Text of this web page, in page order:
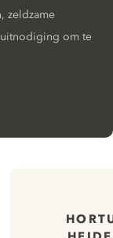
zeldzame
uitnodiging om te